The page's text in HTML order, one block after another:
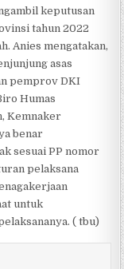
keputusan
tahun 2022
Anies mengatakan,
asas
pemprov DKI
Humas
Kemnaker
benar
sesuai PP nomor
pelaksana
untuk
( tbu)